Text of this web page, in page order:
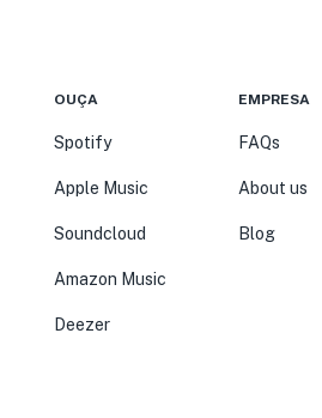
OUÇA
Spotify
Apple Music
Soundcloud
Amazon Music
Deezer
EMPRESA
FAQs
About us
Blog